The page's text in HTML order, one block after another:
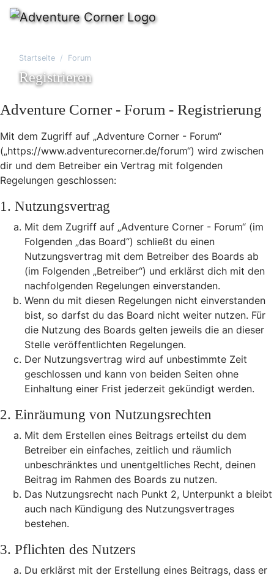
Startseite Forum
Registrieren
Adventure Corner - Forum - Registrierung
Mit dem Zugriff auf „Adventure Corner - Forum“
(„https://www.adventurecorner.de/forum“) wird zwischen
dir und dem Betreiber ein Vertrag mit folgenden
Regelungen geschlossen:
1. Nutzungsvertrag
Mit dem Zugriff auf „Adventure Corner - Forum“ (im
Folgenden „das Board“) schließt du einen
Nutzungsvertrag mit dem Betreiber des Boards ab
(im Folgenden „Betreiber“) und erklärst dich mit den
nachfolgenden Regelungen einverstanden.
Wenn du mit diesen Regelungen nicht einverstanden
bist, so darfst du das Board nicht weiter nutzen. Für
die Nutzung des Boards gelten jeweils die an dieser
Stelle veröffentlichten Regelungen.
Der Nutzungsvertrag wird auf unbestimmte Zeit
geschlossen und kann von beiden Seiten ohne
Einhaltung einer Frist jederzeit gekündigt werden.
2. Einräumung von Nutzungsrechten
Mit dem Erstellen eines Beitrags erteilst du dem
Betreiber ein einfaches, zeitlich und räumlich
unbeschränktes und unentgeltliches Recht, deinen
Beitrag im Rahmen des Boards zu nutzen.
Das Nutzungsrecht nach Punkt 2, Unterpunkt a bleibt
auch nach Kündigung des Nutzungsvertrages
bestehen.
3. Pflichten des Nutzers
Du erklärst mit der Erstellung eines Beitrags, dass er